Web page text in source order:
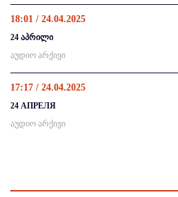
18:01 / 24.04.2025
24 აპრილი
აუდიო არქივი
17:17 / 24.04.2025
24 АПРЕЛЯ
აუდიო არქივი